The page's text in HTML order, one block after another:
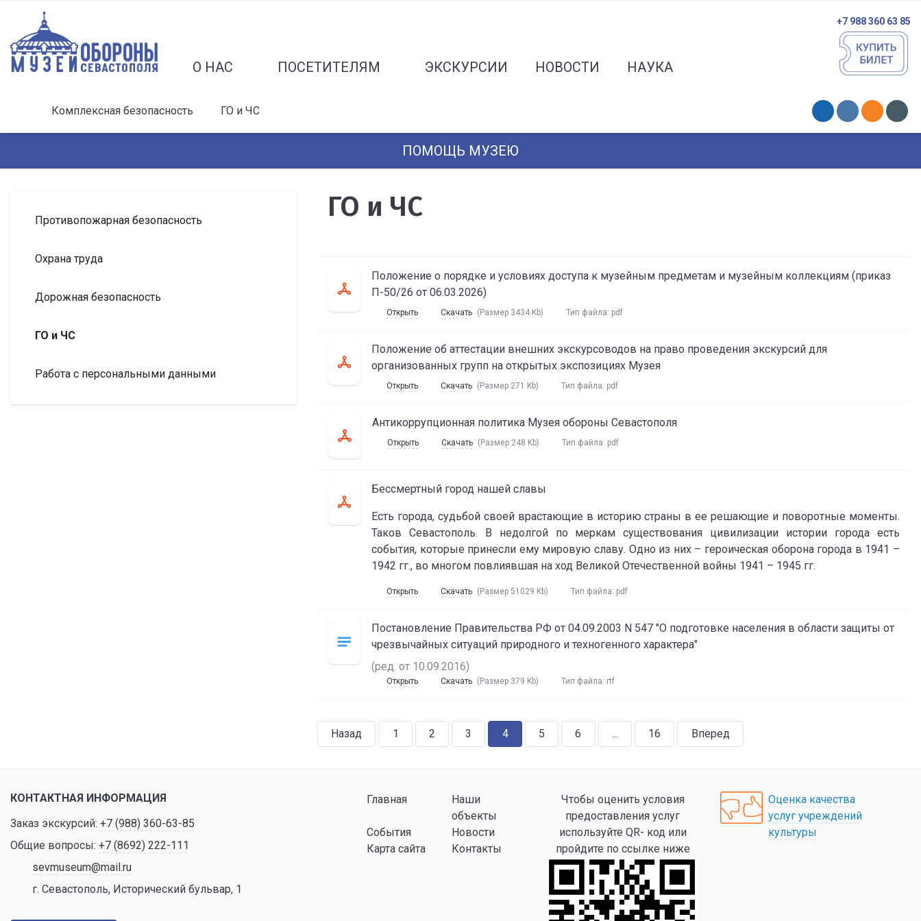
О НАС ПОСЕТИТЕЛЯМ ЭКСКУРСИИ НОВОСТИ НАУКА
+7 988 360 63 85
Комплексная безопасность ГО и ЧС
ПОМОЩЬ МУЗЕЮ
Противопожарная безопасность
Охрана труда
Дорожная безопасность
ГО и ЧС
Работа с персональными данными
ГО и ЧС
Положение о порядке и условиях доступа к музейным предметам и музейным коллекциям (приказ
П-50/26 от 06.03.2026)
Открыть Скачать (Размер 3434 Kb) Тип файла: pdf
Положение об аттестации внешних экскурсоводов на право проведения экскурсий для
организованных групп на открытых экспозициях Музея
Открыть Скачать (Размер 271 Kb) Тип файла: pdf
Антикоррупционная политика Музея обороны Севастополя
Открыть Скачать (Размер 248 Kb) Тип файла: pdf
Бессмертный город нашей славы
Есть города, судьбой своей врастающие в историю страны в ее решающие и поворотные моменты.
Таков Севастополь. В недолгой по меркам существования цивилизации истории города есть
события, которые принесли ему мировую славу. Одно из них – героическая оборона города в 1941 –
1942 гг., во многом повлиявшая на ход Великой Отечественной войны 1941 – 1945 гг.
Открыть Скачать (Размер 51029 Kb) Тип файла: pdf
Постановление Правительства РФ от 04.09.2003 N 547 "О подготовке населения в области защиты от
чрезвычайных ситуаций природного и техногенного характера"
(ред. от 10.09.2016)
Открыть Скачать (Размер 379 Kb) Тип файла: rtf
Назад 1 2 3 4 5 6 ... 16 Вперед
КОНТАКТНАЯ ИНФОРМАЦИЯ
Заказ экскурсий: +7 (988) 360-63-85
Общие вопросы: +7 (8692) 222-111
sevmuseum@mail.ru
г. Севастополь, Исторический бульвар, 1
Главная
Наши
объекты
События
Новости
Карта сайта
Контакты
Чтобы оценить условия
предоставления услуг
используйте QR- код или
пройдите по ссылке ниже
Оценка качества
услуг учреждений
культуры